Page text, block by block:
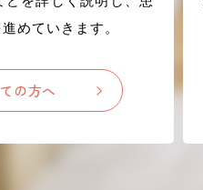
めていきます。
の方へ